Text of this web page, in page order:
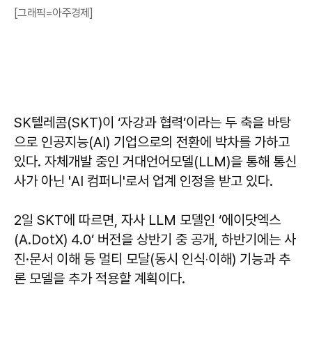
[그래픽=아주경제]
SK텔레콤(SKT)이 ‘자강과 협력’이라는 두 축을 바탕
으로 인공지능(AI) 기업으로의 전환에 박차를 가하고
있다. 자체개발 중인 거대언어모델(LLM)을 통해 통신
사가 아닌 'AI 컴퍼니'로서 업계 인정을 받고 있다.
2일 SKT에 따르면, 자사 LLM 모델인 ‘에이닷엑스
(A.DotX) 4.0’ 버전을 상반기 중 공개, 하반기에는 사
진·문서 이해 등 멀티 모달(동시 인식‧이해) 기능과 추
론 모델을 추가 적용할 계획이다.